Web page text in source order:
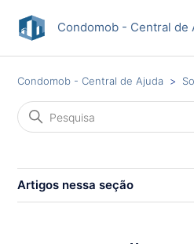
Condomob - Central de
Condomob - Central de Ajuda
Artigos nessa seção